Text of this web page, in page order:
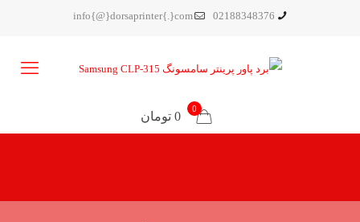
02188348376
info{@}dorsaprinter{.}com
0
0 تومان